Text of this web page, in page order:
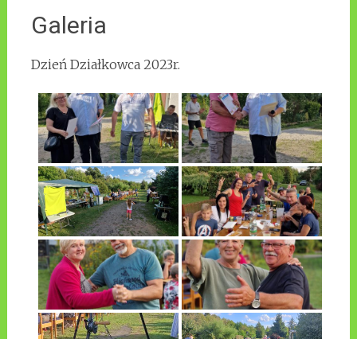
Galeria
Dzień Działkowca 2023r.